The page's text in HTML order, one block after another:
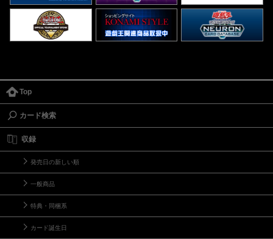
Top
カード検索
収録
発売日の新しい順
一般商品
特典・同梱系
カード誕生日